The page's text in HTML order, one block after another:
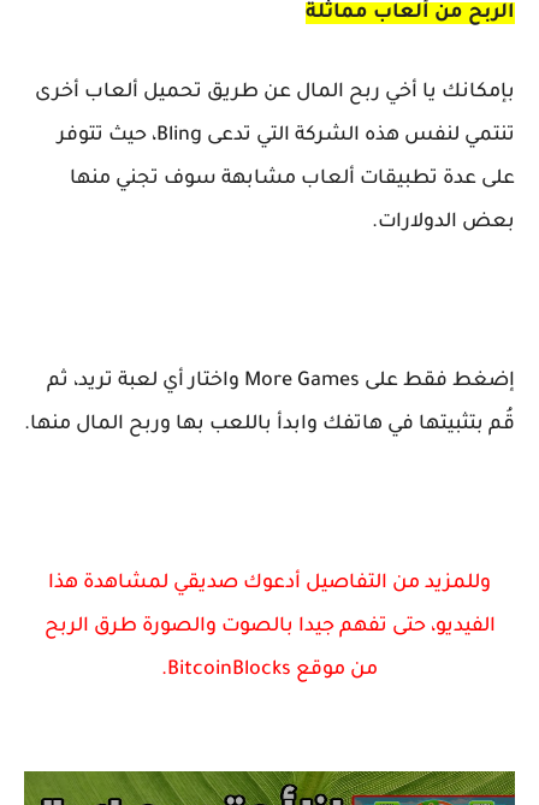
الربح من ألعاب مماثلة
بإمكانك يا أخي ربح المال عن طريق تحميل ألعاب أخرى
تنتمي لنفس هذه الشركة التي تدعى Bling، حيث تتوفر
على عدة تطبيقات ألعاب مشابهة سوف تجني منها
بعض الدولارات.
إضغط فقط على More Games واختار أي لعبة تريد، ثم
قُم بتثبيتها في هاتفك وابدأ باللعب بها وربح المال منها.
وللمزيد من التفاصيل أدعوك صديقي لمشاهدة هذا
الفيديو، حتى تفهم جيدا بالصوت والصورة طرق الربح
من موقع BitcoinBlocks
.